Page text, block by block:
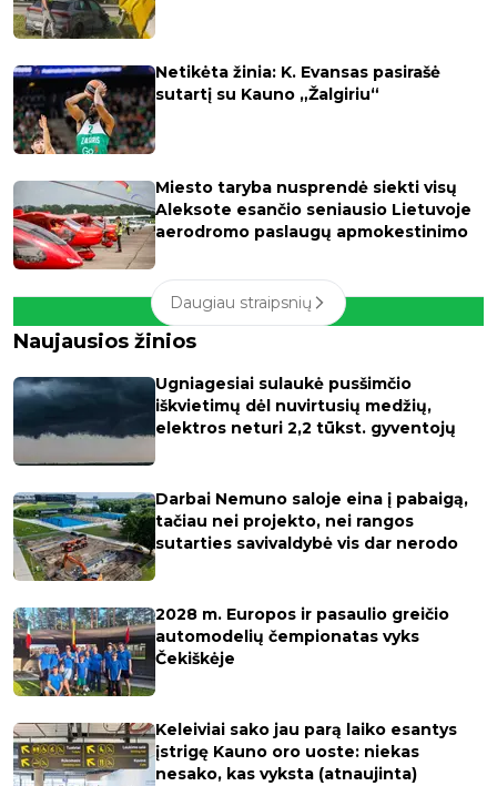
Netikėta žinia: K. Evansas pasirašė
sutartį su Kauno „Žalgiriu“
Miesto taryba nusprendė siekti visų
Aleksote esančio seniausio Lietuvoje
aerodromo paslaugų apmokestinimo
Daugiau straipsnių
Naujausios žinios
Ugniagesiai sulaukė pusšimčio
iškvietimų dėl nuvirtusių medžių,
elektros neturi 2,2 tūkst. gyventojų
Darbai Nemuno saloje eina į pabaigą,
tačiau nei projekto, nei rangos
sutarties savivaldybė vis dar nerodo
2028 m. Europos ir pasaulio greičio
automodelių čempionatas vyks
Čekiškėje
Keleiviai sako jau parą laiko esantys
įstrigę Kauno oro uoste: niekas
nesako, kas vyksta (atnaujinta)